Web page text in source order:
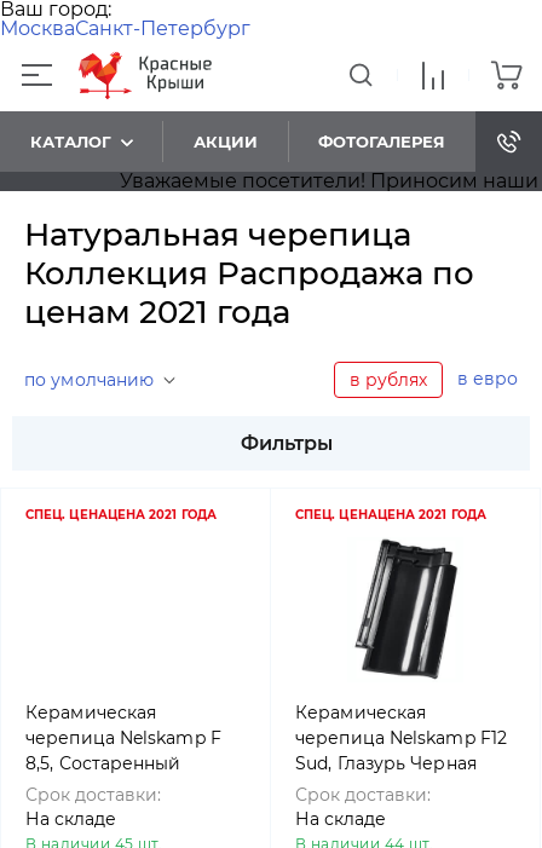
Ваш город:
МоскваСанкт-Петербург
КАТАЛОГ АКЦИИ ФОТОГАЛЕРЕЯ
Уважаемые посетители! Приносим наши
Натуральная черепица
Коллекция Распродажа по
ценам 2021 года
по умолчанию в рублях в евро
Фильтры
СПЕЦ. ЦЕНАЦЕНА 2021 ГОДА
Керамическая
черепица Nelskamp F
8,5, Состаренный
черный
Срок доставки:
На складе
В наличии 45 шт.
СПЕЦ. ЦЕНАЦЕНА 2021 ГОДА
Керамическая
черепица Nelskamp F12
Sud, Глазурь Черная
Срок доставки:
На складе
В наличии 44 шт.